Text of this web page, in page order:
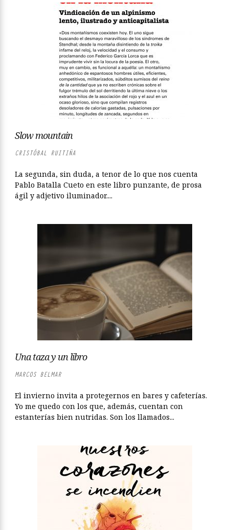
Slow mountain
CRISTÓBAL RUITIÑA
La segunda, sin duda, a tenor de lo que nos cuenta
Pablo Batalla Cueto en este libro punzante, de prosa
ágil y adjetivo iluminador....
Una taza y un libro
MARCOS BELMAR
El invierno invita a protegernos en bares y cafeterías.
Yo me quedo con los que, además, cuentan con
estanterías bien nutridas. Son los llamados...